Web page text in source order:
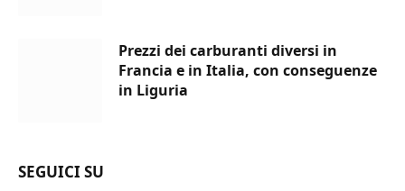
Prezzi dei carburanti diversi in
Francia e in Italia, con conseguenze
in Liguria
SEGUICI SU